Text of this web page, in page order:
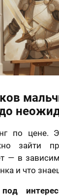
по цене.
зайти
— в
и что
под